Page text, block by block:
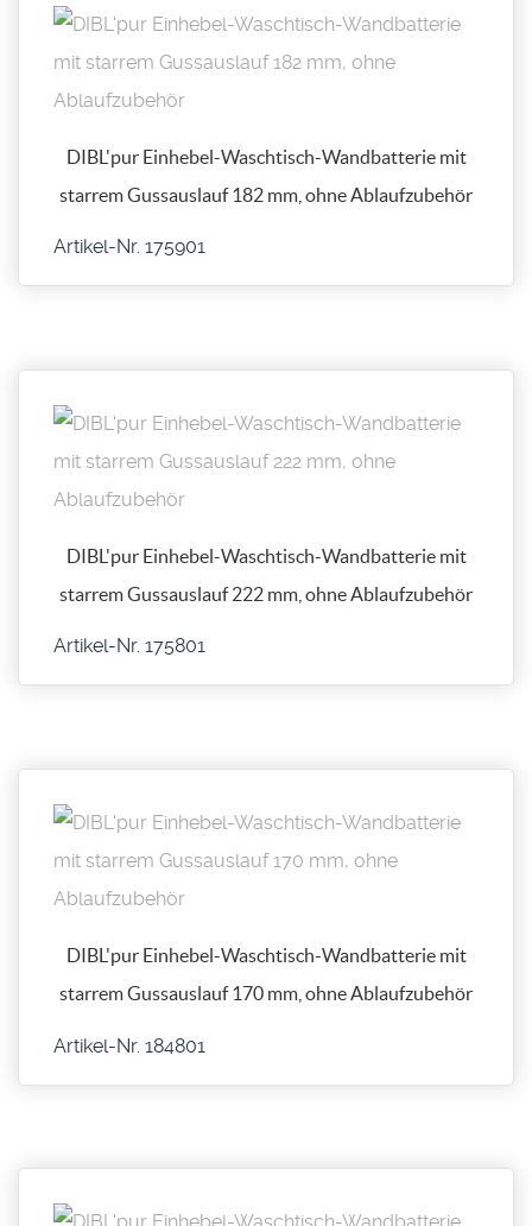
DIBL'pur Einhebel-Waschtisch-Wandbatterie mit
starrem Gussauslauf 182 mm, ohne Ablaufzubehör
Artikel-Nr. 175901
DIBL'pur Einhebel-Waschtisch-Wandbatterie mit
starrem Gussauslauf 222 mm, ohne Ablaufzubehör
Artikel-Nr. 175801
DIBL'pur Einhebel-Waschtisch-Wandbatterie mit
starrem Gussauslauf 170 mm, ohne Ablaufzubehör
Artikel-Nr. 184801